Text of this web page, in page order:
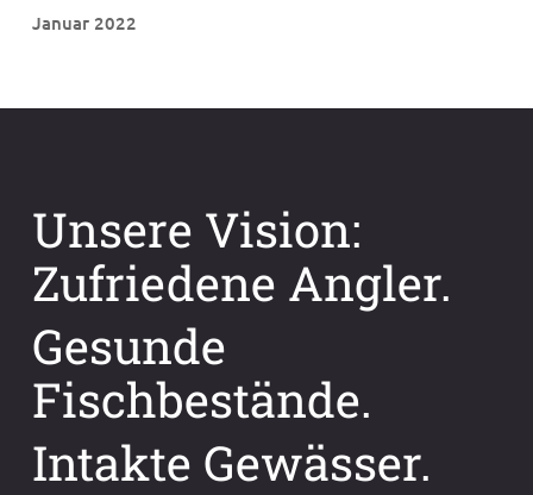
Januar 2022
Unsere Vision:
Zufriedene Angler.
Gesunde
Fischbestände.
Intakte Gewässer.